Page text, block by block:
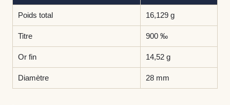
Poids total 16,129 g
Titre 900 ‰
Or fin 14,52 g
Diamètre 28 mm